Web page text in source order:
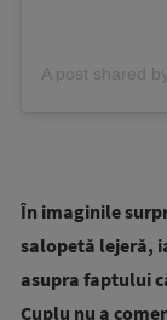
În imaginile
salopetă lejeră,
asupra faptului
Cuplu nu a